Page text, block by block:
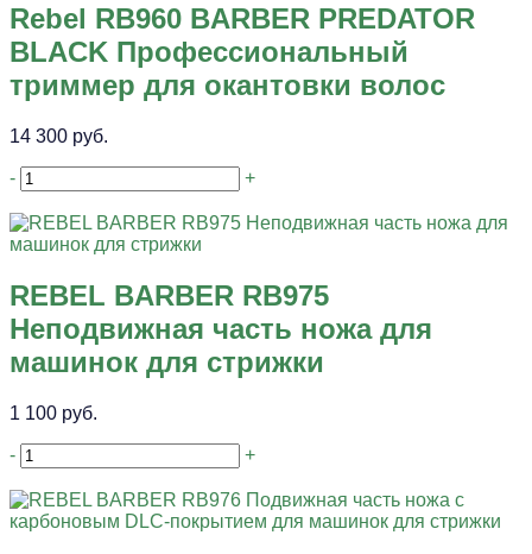
Rebel RB960 BARBER PREDATOR
BLACK Профессиональный
триммер для окантовки волос
14 300 руб.
- +
REBEL BARBER RB975
Неподвижная часть ножа для
машинок для стрижки
1 100 руб.
- +